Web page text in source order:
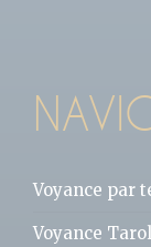
Voyance par
Voyance